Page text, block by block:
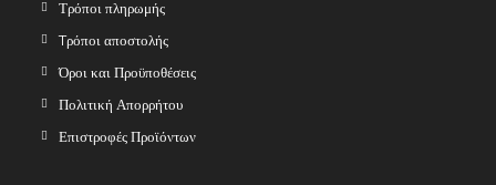
Τρόποι πληρωμής
Tρόποι αποστολής
Όροι και Προϋποθέσεις
Πολιτική Απορρήτου
Επιστροφές Προϊόντων